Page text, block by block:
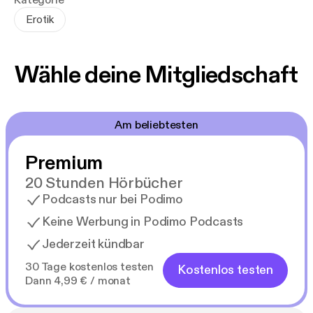
Erotik
Wähle deine Mitgliedschaft
Am beliebtesten
Premium
20 Stunden Hörbücher
Podcasts nur bei Podimo
Keine Werbung in Podimo Podcasts
Jederzeit kündbar
30 Tage kostenlos testen
Dann 4,99 € / monat
Kostenlos testen